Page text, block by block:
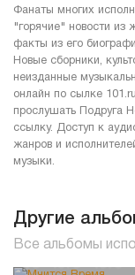
Фанаты многих
"горячие" новости из
факты из его
Новые сборники,
неизданные
онлайн по сылке
прослушать Подруга
ссылку. Доступ к
жанров и
музыки.
Другие
Все альбомы